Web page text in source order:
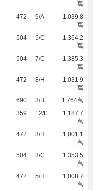
萬
472 9/A
1,039.8
萬
504 5/C
1,364.2
萬
504 7/C
1,385.3
萬
472 8/H
1,031.9
萬
690 3/B
1,764萬
359 12/D
1,187.7
萬
472 3/H
1,001.1
萬
504 3/C
1,353.5
萬
472 5/H
1,008.7
萬